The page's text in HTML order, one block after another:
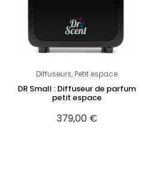
Diffuseurs, Petit espace
DR Small : Diffuseur de parfum
petit espace
379,00 €